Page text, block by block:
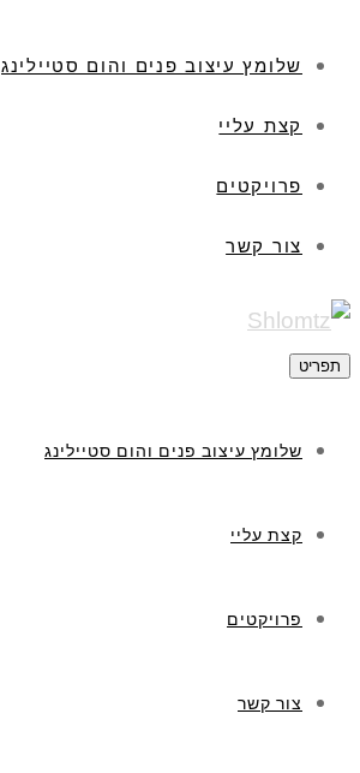
שלומץ עיצוב פנים והום סטיילינג
קצת עליי
פרויקטים
צור קשר
תפריט
שלומץ עיצוב פנים והום סטיילינג
קצת עליי
פרויקטים
צור קשר